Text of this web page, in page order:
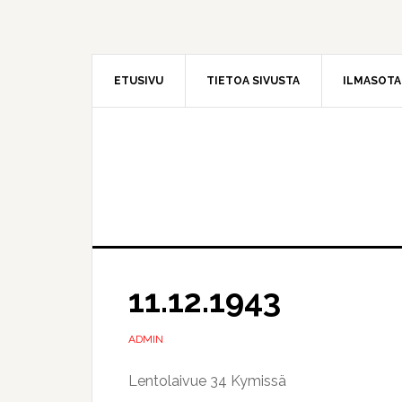
ETUSIVU TIETOA SIVUSTA
11.12.1943
ADMIN
Lentolaivue 34 Kymissä